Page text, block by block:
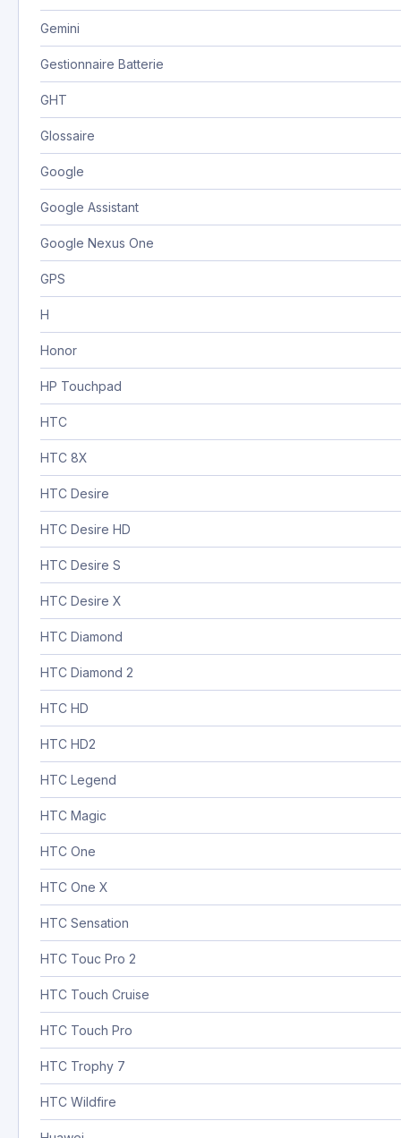
Gemini
Gestionnaire Batterie
GHT
Glossaire
Google
Google Assistant
Google Nexus One
GPS
H
Honor
HP Touchpad
HTC
HTC 8X
HTC Desire
HTC Desire HD
HTC Desire S
HTC Desire X
HTC Diamond
HTC Diamond 2
HTC HD
HTC HD2
HTC Legend
HTC Magic
HTC One
HTC One X
HTC Sensation
HTC Touc Pro 2
HTC Touch Cruise
HTC Touch Pro
HTC Trophy 7
HTC Wildfire